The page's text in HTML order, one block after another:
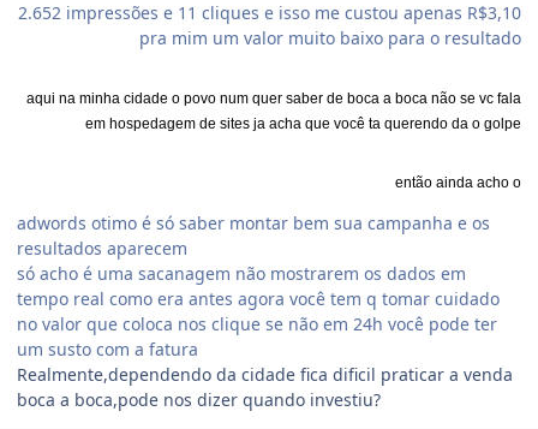
2.652 impressões e 11 cliques e isso me custou apenas R$3,10
pra mim um valor muito baixo para o resultado
aqui na minha cidade o povo num quer saber de boca a boca não se vc fala
em hospedagem de sites ja acha que você ta querendo da o golpe
então ainda acho o
adwords otimo é só saber montar bem sua campanha e os
resultados aparecem
só acho é uma sacanagem não mostrarem os dados em
tempo real como era antes agora você tem q tomar cuidado
no valor que coloca nos clique se não em 24h você pode ter
um susto com a fatura
Realmente,dependendo da cidade fica dificil praticar a venda
boca a boca,pode nos dizer quando investiu?